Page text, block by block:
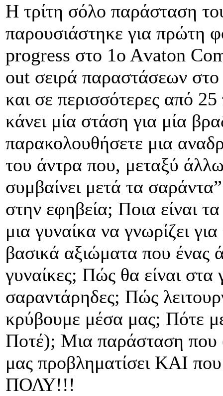
Η τρίτη σόλο παράσταση
παρουσιάστηκε για πρώτη
progress στο 1ο Αvaton
out σειρά παραστάσεων
και σε περισσότερες από
κάνει μία στάση για μία
παρακολουθήσετε μια
του άντρα που, μεταξύ
συμβαίνει μετά τα
στην εφηβεία; Ποια είναι
μια γυναίκα να γνωρίζει
βασικά αξιώματα που ένας
γυναίκες; Πώς θα είναι στα
σαραντάρηδες; Πώς
κρύβουμε μέσα μας; Πότε
Ποτέ); Μια παράσταση που
μας προβληματίσει ΚΑΙ
ΠΟΛΥ!!!